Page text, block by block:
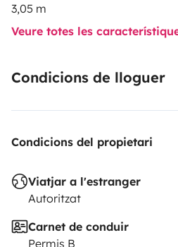
3,05 m
Veure totes les
Condicions de lloguer
Condicions del propietari
Viatjar a l'estranger
Autoritzat
Carnet de conduir
Permis B